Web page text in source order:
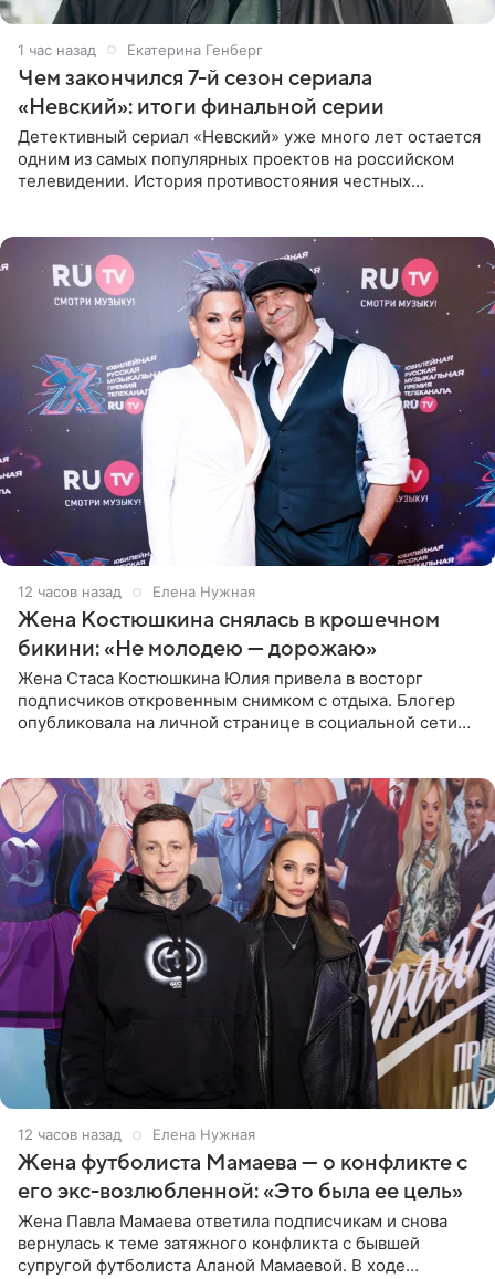
1 час назад Екатерина Генберг
Чем закончился 7-й сезон сериала
«Невский»: итоги финальной серии
Детективный сериал «Невский» уже много лет остается
одним из самых популярных проектов на российском
телевидении. История противостояния честных
12 часов назад Елена Нужная
Жена Костюшкина снялась в крошечном
бикини: «Не молодею — дорожаю»
Жена Стаса Костюшкина Юлия привела в восторг
подписчиков откровенным снимком с отдыха. Блогер
опубликовала на личной странице в социальной сети
12 часов назад Елена Нужная
Жена футболиста Мамаева — о конфликте с
его экс-возлюбленной: «Это была ее цель»
Жена Павла Мамаева ответила подписчикам и снова
вернулась к теме затяжного конфликта с бывшей
супругой футболиста Аланой Мамаевой. В ходе